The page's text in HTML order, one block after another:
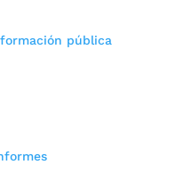
pública